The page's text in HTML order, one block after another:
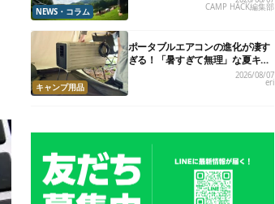
NEWS・コラム
に合います。
CAMP HACK編集部
キャンプ用品
ポータブルエアコンの進化が凄す
ぎる！「暑すぎて無理」な夏キャ
ンプを激変させる最新5選2026/08/07
eri